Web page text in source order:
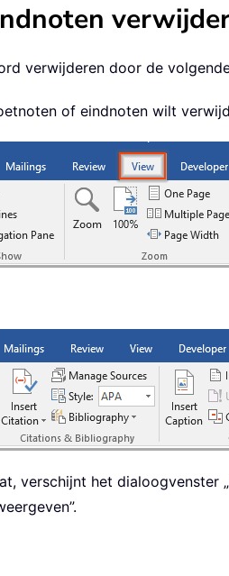
verwijderen door de
of eindnoten wilt
verschijnt het dialoogvenster